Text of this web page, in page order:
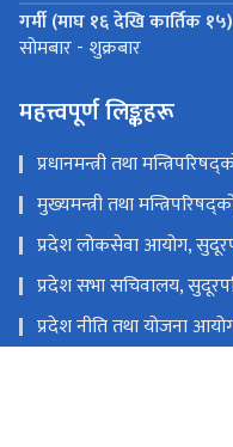
गर्मी (माघ १६ देखि कार्तिक १५)
सोमबार - शुक्रबार
महत्त्वपूर्ण लिङ्कहरू
प्रधानमन्त्री तथा
मुख्यमन्त्री तथा
प्रदेश लोकसेवा आयोग,
प्रदेश सभा सचिवालय,
प्रदेश नीति तथा योजना